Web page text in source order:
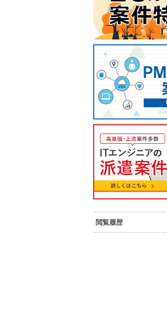
閲覧履歴
【C#.NET】電子カルテ開発案件
要件定義～基本設計をご担当して頂
きます。 上流工程終了後に製造とな
ります。現時点では上流工程経験者
を探しております。
Java , .NET , C# , VB.NET ,
VB/VBA , C言語